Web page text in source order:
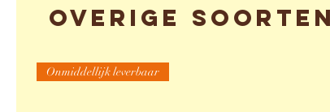
Overige soorten
Onmiddellijk leverbaar